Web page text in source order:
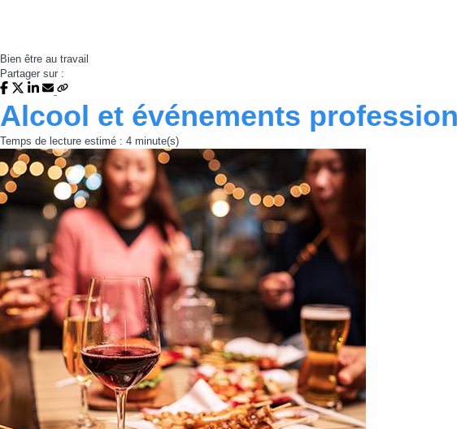
Bien être au travail
Partager sur :
Alcool et événements
Temps de lecture estimé : 4 minute(s)